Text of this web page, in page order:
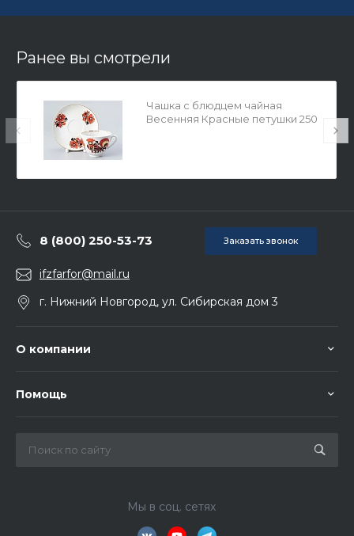
Ранее вы смотрели
Чашка с блюдцем чайная
Весенняя Красные петушки 250
8 (800) 250-53-73 Заказать звонок
ifzfarfor@mail.ru
г. Нижний Новгород, ул. Сибирская дом 3
О компании
Помощь
Мы в соц. сетях